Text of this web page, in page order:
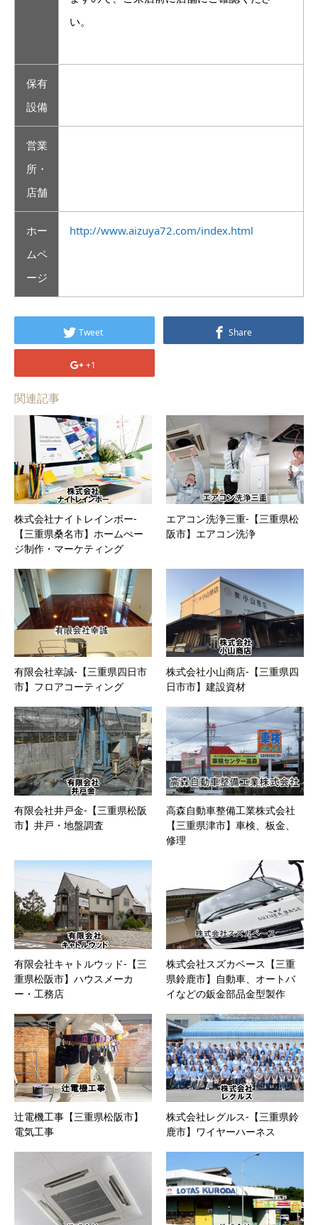
い。
保有
設備
営業
所・
店舗
ホー
ムペ
ージ
http://www.aizuya72.com/index.html
Tweet Share
+1
関連記事
株式会社ナイトレインボー-
【三重県桑名市】ホームぺー
ジ制作・マーケティング
エアコン洗浄三重-【三重県松
阪市】エアコン洗浄
有限会社幸誠-【三重県四日市
市】フロアコーティング
株式会社小山商店-【三重県四
日市市】建設資材
有限会社井戸金-【三重県松阪
市】井戸・地盤調査
高森自動車整備工業株式会社
【三重県津市】車検、板金、
修理
有限会社キャトルウッド-【三
重県松阪市】ハウスメーカ
ー・工務店
株式会社スズカベース【三重
県鈴鹿市】自動車、オートバ
イなどの鈑金部品金型製作
辻電機工事【三重県松阪市】
電気工事
株式会社レグルス-【三重県鈴
鹿市】ワイヤーハーネス